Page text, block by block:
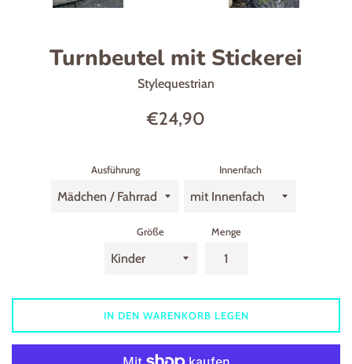
Turnbeutel mit Stickerei
Stylequestrian
Normaler
€24,90
Ausführung Innenfach
Größe Menge
IN DEN WARENKORB LEGEN